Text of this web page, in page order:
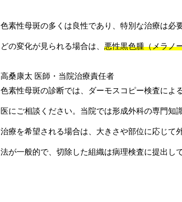
色素性母斑の多くは良性であり、特別な治療は必
どの変化が見られる場合は、 悪性黒色腫（メラノ
高桑康太 医師・当院治療責任者
色素性母斑の診断では、ダーモスコピー検査によ
医にご相談ください。当院では形成外科の専門
治療を希望される場合は、大きさや部位に応じて
法が一般的で、切除した組織は病理検査に提出し